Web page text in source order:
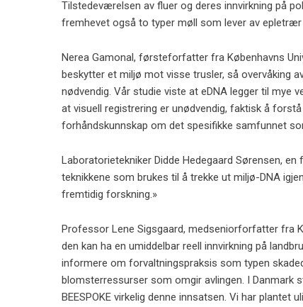
Tilstedeværelsen av fluer og deres innvirkning på
fremhevet også to typer møll som lever av
Nerea Gamonal, førsteforfatter fra Københavns
beskytter et miljø mot visse trusler, så overvåking
nødvendig. Vår studie viste at eDNA legger til mye
at visuell registrering er unødvendig, faktisk å
forhåndskunnskap om det spesifikke samfunnet
Laboratorietekniker Didde Hedegaard Sørensen,
teknikkene som brukes til å trekke ut miljø-DNA
fremtidig forskning.»
Professor Lene Sigsgaard, medseniorforfatter fra
den kan ha en umiddelbar reell innvirkning på
informere om forvaltningspraksis som typen
blomsterressurser som omgir avlingen. I
BEESPOKE virkelig denne innsatsen. Vi har plantet